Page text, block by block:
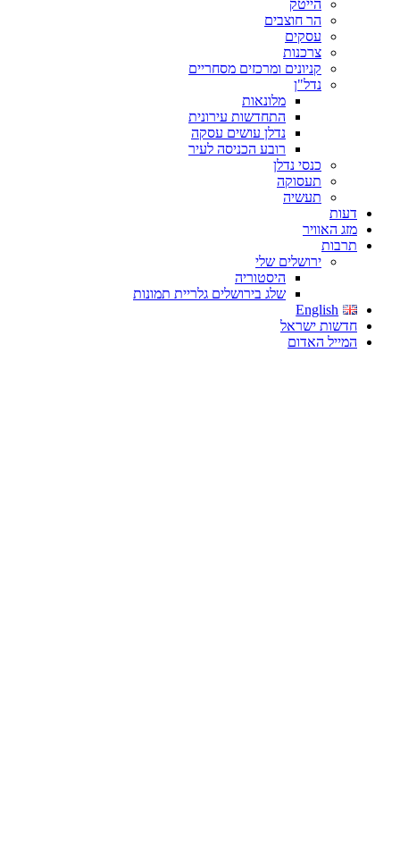
הייטק
הר חוצבים
עסקים
צרכנות
קניונים ומרכזים מסחריים
נדל"ן
מלונאות
התחדשות עירונית
נדלן עושים עסקה
רובע הכניסה לעיר
כנסי נדלן
תעסוקה
תעשיה
דעות
מזג האוויר
תרבות
ירושלים שלי
היסטוריה
שלג בירושלים גלריית תמונות
English
חדשות ישראל
המייל האדום